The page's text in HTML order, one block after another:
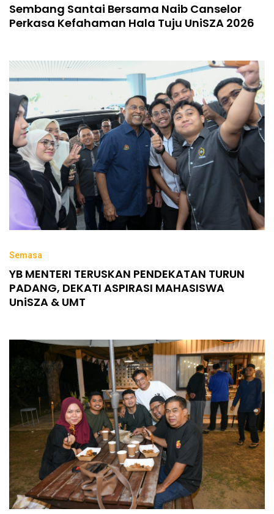
Sembang Santai Bersama Naib Canselor
Perkasa Kefahaman Hala Tuju UniSZA 2026
Semasa
YB MENTERI TERUSKAN PENDEKATAN TURUN
PADANG, DEKATI ASPIRASI MAHASISWA
UniSZA & UMT